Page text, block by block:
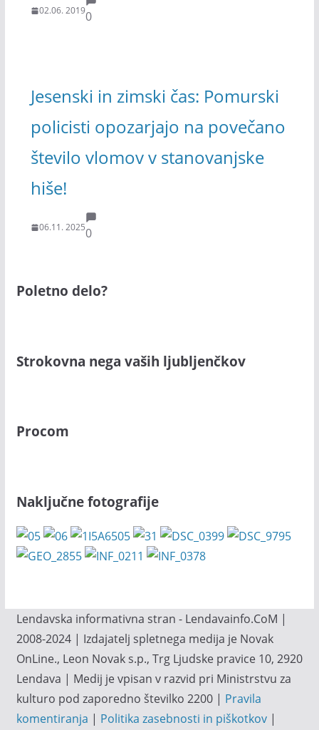
02.06. 20190
Jesenski in zimski čas: Pomurski
policisti opozarjajo na povečano
število vlomov v stanovanjske
hiše!
06.11. 20250
Poletno delo?
Strokovna nega vaših ljubljenčkov
Procom
Naključne fotografije
Lendavska informativna stran - Lendavainfo.CoM |
2008-2024 | Izdajatelj spletnega medija je Novak
OnLine., Leon Novak s.p., Trg Ljudske pravice 10, 2920
Lendava | Medij je vpisan v razvid pri Ministrstvu za
kulturo pod zaporedno številko 2200 | Pravila
komentiranja | Politika zasebnosti in piškotkov|